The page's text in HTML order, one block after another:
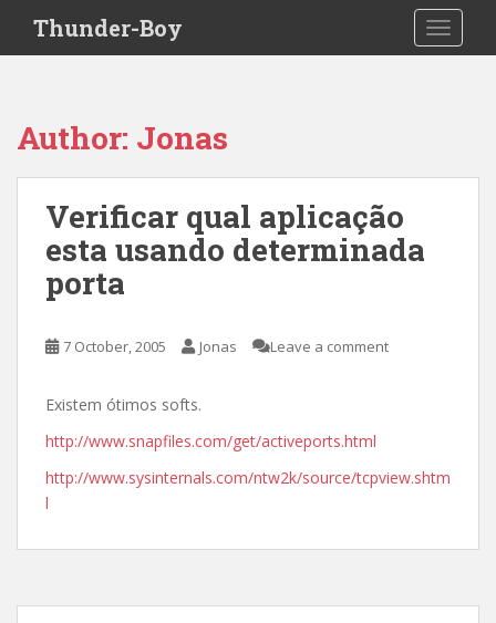
i
Thunder-Boy
Author: Jonas
Verificar qual aplicação
esta usando determinada
porta
7 October, 2005 Jonas Leave a comment
Existem ótimos softs.
http://www.snapfiles.com/get/activeports.html
http://www.sysinternals.com/ntw2k/source/tcpview.shtm
l